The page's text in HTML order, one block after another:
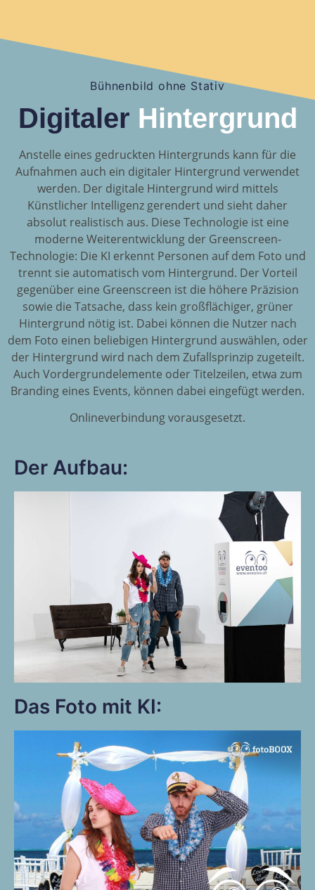
Bühnenbild ohne Stativ
Digitaler Hintergrund
Anstelle eines gedruckten Hintergrunds kann für die
Aufnahmen auch ein digitaler Hintergrund verwendet
werden. Der digitale Hintergrund wird mittels
Künstlicher Intelligenz gerendert und sieht daher
absolut realistisch aus. Diese Technologie ist eine
moderne Weiterentwicklung der Greenscreen-
Technologie: Die KI erkennt Personen auf dem Foto und
trennt sie automatisch vom Hintergrund. Der Vorteil
gegenüber eine Greenscreen ist die höhere Präzision
sowie die Tatsache, dass kein großflächiger, grüner
Hintergrund nötig ist. Dabei können die Nutzer nach
dem Foto einen beliebigen Hintergrund auswählen, oder
der Hintergrund wird nach dem Zufallsprinzip zugeteilt.
Auch Vordergrundelemente oder Titelzeilen, etwa zum
Branding eines Events, können dabei eingefügt werden.
Onlineverbindung vorausgesetzt.
Der Aufbau:
Das Foto mit KI: